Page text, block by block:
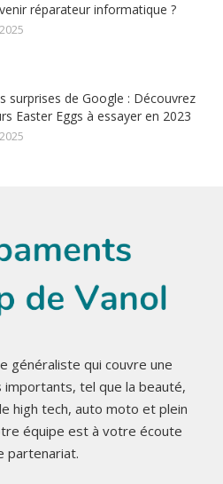
réparateur informatique ?
surprises de Google : Découvrez
Easter Eggs à essayer en 2023
généraliste qui couvre une
tel que la beauté,
high tech, auto moto et plein
équipe est à votre écoute
partenariat.